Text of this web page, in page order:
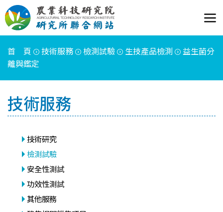
首 頁 技術服務 檢測試驗 生技產品檢測
益生菌分
離與鑑定
技術服務
技術研究
檢測試驗
安全性測試
功效性測試
其他服務